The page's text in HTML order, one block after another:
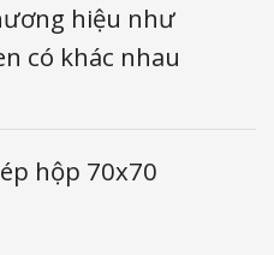
hiệu như
có khác nhau
hộp 70x70